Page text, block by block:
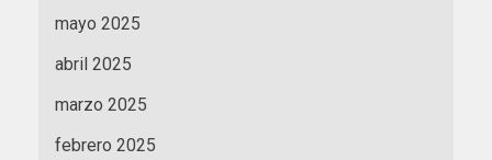
mayo 2025
abril 2025
marzo 2025
febrero 2025